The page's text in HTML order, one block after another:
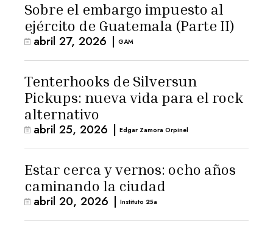
Sobre el embargo impuesto al
ejército de Guatemala (Parte II)
abril 27, 2026 | GAM
Tenterhooks de Silversun
Pickups: nueva vida para el rock
alternativo
abril 25, 2026 | Edgar Zamora Orpinel
Estar cerca y vernos: ocho años
caminando la ciudad
abril 20, 2026 | Instituto 25a